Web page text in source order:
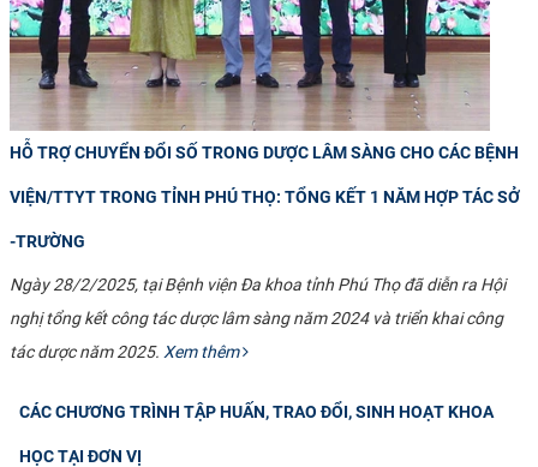
HỖ TRỢ CHUYỂN ĐỔI SỐ TRONG DƯỢC LÂM SÀNG CHO CÁC BỆNH
VIỆN/TTYT TRONG TỈNH PHÚ THỌ: TỔNG KẾT 1 NĂM HỢP TÁC SỞ
-TRƯỜNG
Ngày 28/2/2025, tại Bệnh viện Đa khoa tỉnh Phú Thọ đã diễn ra Hội
nghị tổng kết công tác dược lâm sàng năm 2024 và triển khai công
tác dược năm 2025. Xem thêm
CÁC CHƯƠNG TRÌNH TẬP HUẤN, TRAO ĐỔI, SINH HOẠT KHOA
HỌC TẠI ĐƠN VỊ